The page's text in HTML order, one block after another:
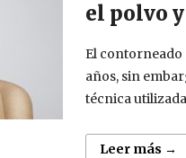
el polvo
El contorneado
años, sin
técnica
Leer más →